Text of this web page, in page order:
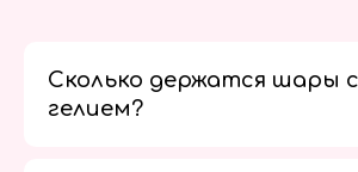
Сколько держатся шары с
гелием?